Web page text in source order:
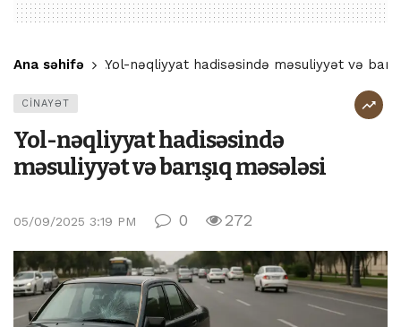
Ana səhifə Yol-nəqliyyat hadisəsində məsuliyyət və
CİNAYƏT
Yol-nəqliyyat hadisəsində
məsuliyyət və barışıq məsələsi
05/09/2025 3:19 PM 0 272